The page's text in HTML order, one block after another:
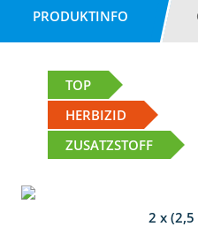
PRODUKTINFO
TOP
HERBIZID
ZUSATZSTOFF
2 x